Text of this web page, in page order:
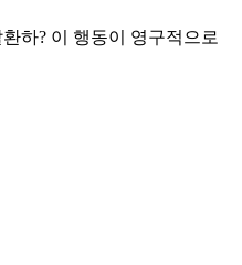
하? 이 행동이 영구적으로